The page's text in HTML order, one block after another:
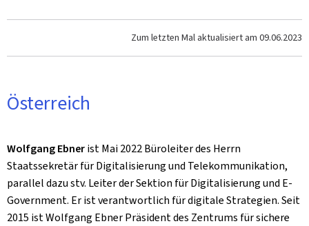
Zum letzten Mal aktualisiert am 09.06.2023
Österreich
Wolfgang Ebnerist Mai 2022 Büroleiter des Herrn
Staatssekretär für Digitalisierung und Telekommunikation,
parallel dazu stv. Leiter der Sektion für Digitalisierung und E-
Government. Er ist verantwortlich für digitale Strategien. Seit
2015 ist Wolfgang Ebner Präsident des Zentrums für sichere